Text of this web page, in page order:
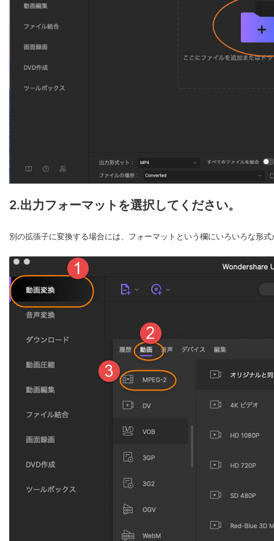
2.出力フォーマットを選択してください。
別の拡張子に変換する場合には、フォーマットという欄にいろいろな形